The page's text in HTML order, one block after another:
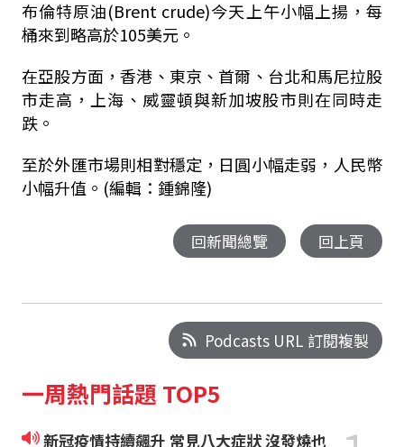
布倫特原油(Brent crude)今天上午小幅上揚，每
桶來到略高於105美元。
在亞股方面，香港、東京、首爾、台北和馬尼拉股
市走高，上海、威靈頓與新加坡股市則在同時走
跌。
至於外匯市場則相對穩定，日圓小幅走弱，人民幣
小幅升值。(編輯：鍾錦隆)
回新聞總覽 回上頁
Podcasts URL 訂閱複製
一周熱門話題 TOP5
新冠疫情持續飆升 常見八大症狀 沒發燒也